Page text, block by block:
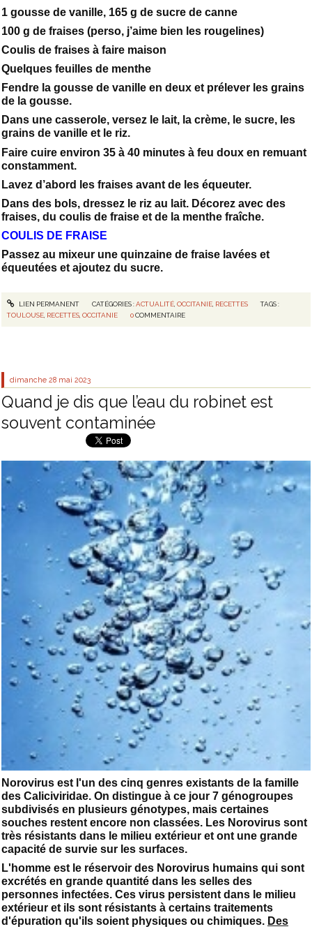
1 gousse de vanille, 165 g de sucre de canne
100 g de fraises (perso, j’aime bien les rougelines)
Coulis de fraises à faire maison
Quelques feuilles de menthe
Fendre la gousse de vanille en deux et prélever les grains
de la gousse.
Dans une casserole, versez le lait, la crème, le sucre, les
grains de vanille et le riz.
Faire cuire environ 35 à 40 minutes à feu doux en remuant
constamment.
Lavez d’abord les fraises avant de les équeuter.
Dans des bols, dressez le riz au lait. Décorez avec des
fraises, du coulis de fraise et de la menthe fraîche.
COULIS DE FRAISE
Passez au mixeur une quinzaine de fraise lavées et
équeutées et ajoutez du sucre.
LIEN PERMANENT CATÉGORIES :ACTUALITÉ, OCCITANIE, RECETTES
TAGS :
TOULOUSE RECETTES ,OCCITANIE 0 COMMENTAIRE
dimanche 28 mai 2023
Quand je dis que l’eau du robinet est
souvent contaminée
Norovirus est l'un des cinq genres existants de la famille
des Caliciviridae. On distingue à ce jour 7 génogroupes
subdivisés en plusieurs génotypes, mais certaines
souches restent encore non classées. Les Norovirus sont
très résistants dans le milieu extérieur et ont une grande
capacité de survie sur les surfaces.
L'homme est le réservoir des Norovirus humains qui sont
excrétés en grande quantité dans les selles des
personnes infectées. Ces virus persistent dans le milieu
extérieur et ils sont résistants à certains traitements
d'épuration qu'ils soient physiques ou chimiques. Des